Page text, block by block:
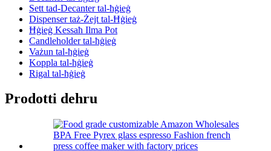
Sett tad-Decanter tal-ħġieġ
Dispenser taż-Żejt tal-Ħġieġ
Ħġieġ Kessaħ Ilma Pot
Candleholder tal-ħġieġ
Vażun tal-ħġieġ
Koppla tal-ħġieġ
Rigal tal-ħġieġ
Prodotti dehru